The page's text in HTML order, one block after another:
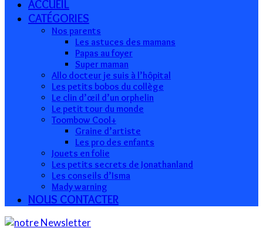
ACCUEIL
CATÉGORIES
Nos parents
Les astuces des mamans
Papas au foyer
Super maman
Allo docteur je suis à l’hôpital
Les petits bobos du collège
Le clin d’œil d’un orphelin
Le petit tour du monde
Toombow Cool+
Graine d’artiste
Les pro des enfants
Jouets en folie
Les petits secrets de Jonathanland
Les conseils d’Isma
Mady warning
NOUS CONTACTER